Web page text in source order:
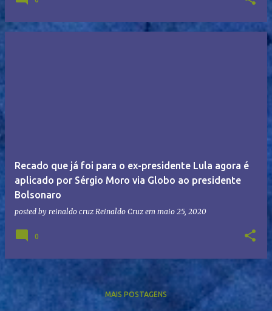
Recado que já foi para o ex-presidente Lula agora é
aplicado por Sérgio Moro via Globo ao presidente
Bolsonaro
posted by reinaldo cruz Reinaldo Cruz em maio 25, 2020
0
MAIS POSTAGENS